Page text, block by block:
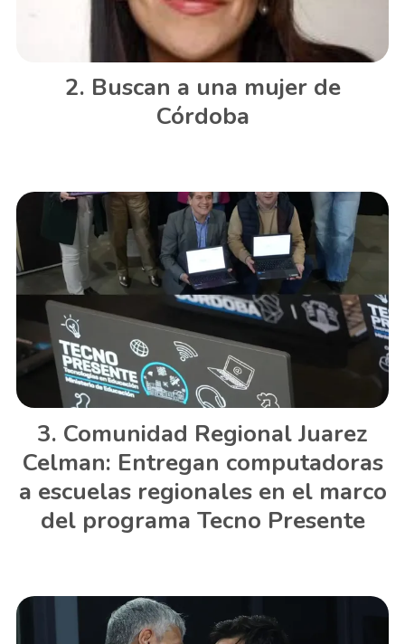
Buscan a una mujer de
Córdoba
Comunidad Regional Juarez
Celman: Entregan computadoras
a escuelas regionales en el marco
del programa Tecno Presente